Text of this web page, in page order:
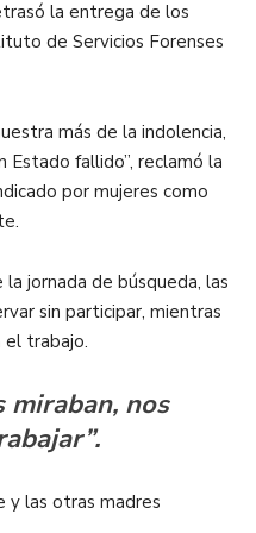
la entrega de los
de Servicios Forenses
más de la indolencia,
Estado fallido”, reclamó la
por mujeres como
jornada de búsqueda, las
sin participar, mientras
el trabajo.
miraban, nos
y las otras madres